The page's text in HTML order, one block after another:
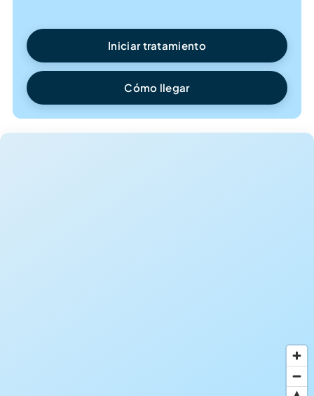
Iniciar tratamiento
Cómo llegar